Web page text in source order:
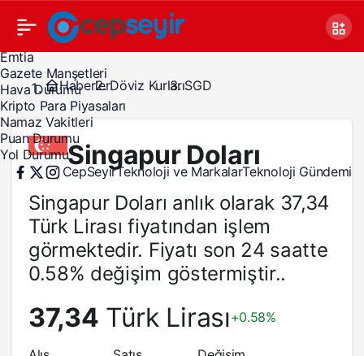
Covid 19
Döviz Kurları
Emtia
Gazete Manşetleri
Hava Durumu
Kripto Para Piyasaları
Namaz Vakitleri
Puan Durumu
Yol Durumu
CepSeyirTeknoloji ve MarkalarTeknoloji Gündemi
HaberlerDöviz KurlarıSGD
Singapur Doları
Singapur Doları anlık olarak 37,34
Türk Lirası fiyatından işlem
görmektedir. Fiyatı son 24 saatte
0.58% değişim göstermiştir..
37,34 Türk Lirası+0.58%